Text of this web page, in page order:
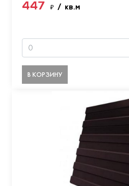
447 ₽ / кв.м
В КОРЗИНУ